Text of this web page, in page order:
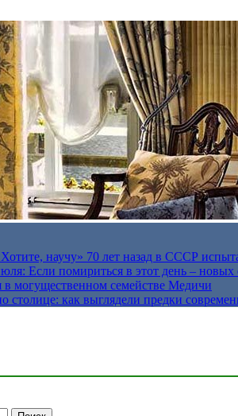
научу» 70 лет назад в СССР
Если помириться в этот день – новых
в могущественном семействе Медичи
столице: как выглядели предки